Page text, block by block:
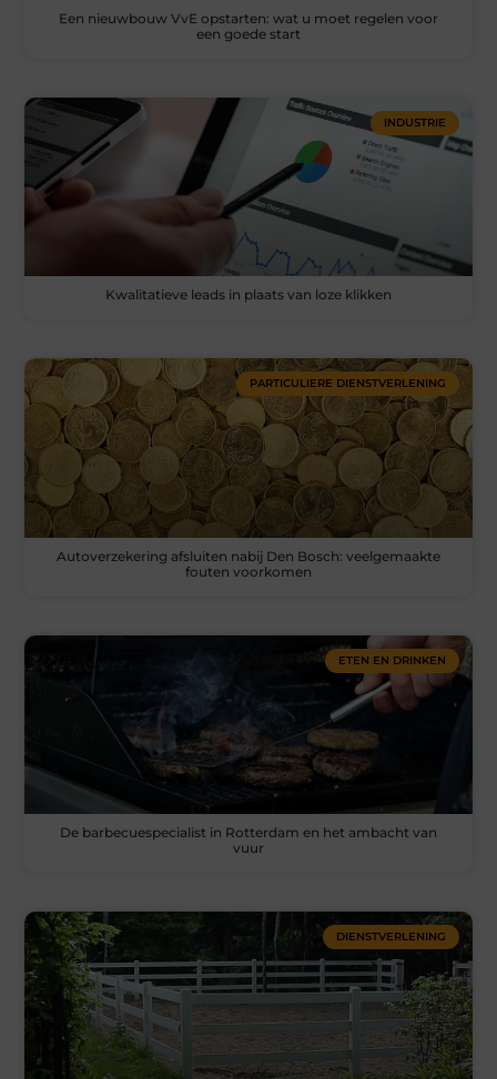
Een nieuwbouw VvE opstarten: wat u moet regelen voor
een goede start
INDUSTRIE
Kwalitatieve leads in plaats van loze klikken
PARTICULIERE DIENSTVERLENING
Autoverzekering afsluiten nabij Den Bosch: veelgemaakte
fouten voorkomen
ETEN EN DRINKEN
De barbecuespecialist in Rotterdam en het ambacht van
vuur
DIENSTVERLENING